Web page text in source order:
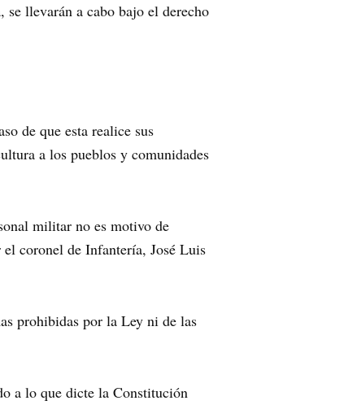
llevarán a cabo bajo el derecho
de que esta realice sus
a los pueblos y comunidades
militar no es motivo de
coronel de Infantería, José Luis
prohibidas por la Ley ni de las
a lo que dicte la Constitución